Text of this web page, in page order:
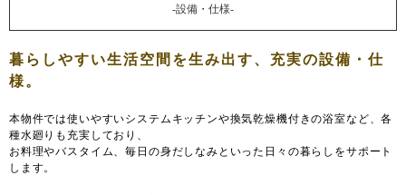
-設備・仕様-
本物件では使いやすいシステムキッチンや換気乾燥機付きの浴室など、各
種水廻りも充実しており、
お料理やバスタイム、毎日の身だしなみといった日々の暮らしをサポート
します。